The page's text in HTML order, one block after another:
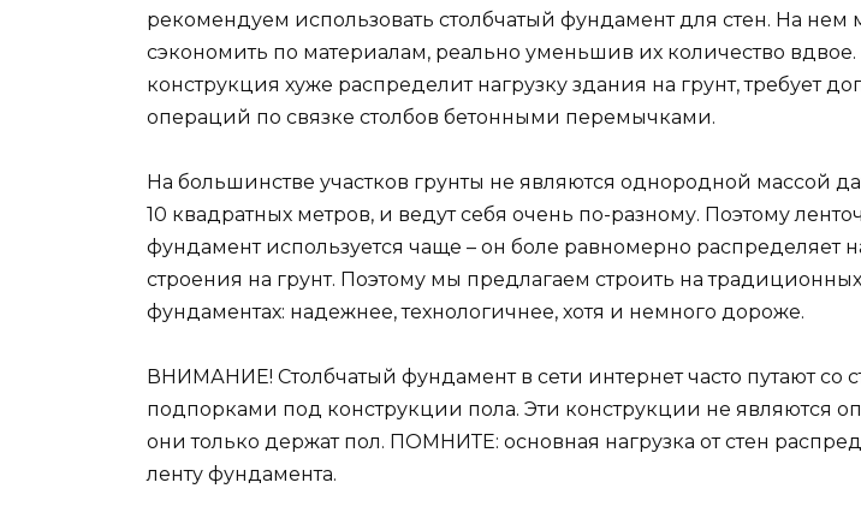
рекомендуем использовать столбчатый фундамент для стен. На нем
сэкономить по материалам, реально уменьшив их количество вдвое.
конструкция хуже распределит нагрузку здания на грунт, требует
операций по связке столбов бетонными перемычками.
На большинстве участков грунты не являются однородной массой
10 квадратных метров, и ведут себя очень по-разному. Поэтому
фундамент используется чаще – он боле равномерно распределяет
строения на грунт. Поэтому мы предлагаем строить на
фундаментах: надежнее, технологичнее, хотя и немного дороже.
ВНИМАНИЕ! Столбчатый фундамент в сети интернет часто путают со
подпорками под конструкции пола. Эти конструкции не являются
они только держат пол. ПОМНИТЕ: основная нагрузка от стен
ленту фундамента.